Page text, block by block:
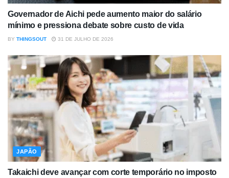
Governador de Aichi pede aumento maior do salário
mínimo e pressiona debate sobre custo de vida
BY THINGSOUT 31 DE JULHO DE 2026
JAPÃO
Takaichi deve avançar com corte temporário no imposto